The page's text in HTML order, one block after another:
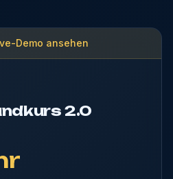
Demo ansehen
2.0